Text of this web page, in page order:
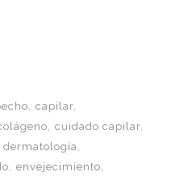
capilar
cuidado capilar
dermatología
envejecimiento